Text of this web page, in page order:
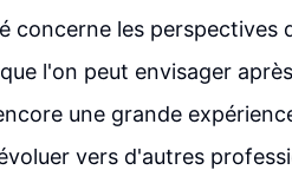
concerne les perspectives
l'on peut envisager
une grande
vers d'autres